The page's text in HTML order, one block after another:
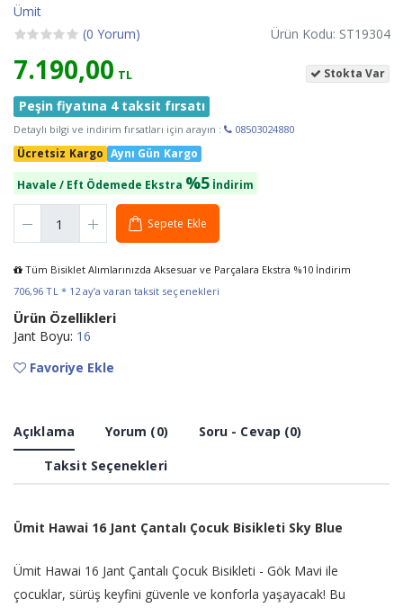
Ümit
(0 Yorum)
Ürün Kodu: ST19304
7.190,00 TL Stokta Var
Peşin fiyatına 4 taksit fırsatı
Detaylı bilgi ve indirim fırsatları için arayın : 08503024880
Ücretsiz Kargo Aynı Gün Kargo
Havale / Eft Ödemede Ekstra %5 İndirim
Sepete Ekle
Tüm Bisiklet Alımlarınızda Aksesuar ve Parçalara Ekstra %10 İndirim
706,96 TL * 12 ay’a varan taksit seçenekleri
Ürün Özellikleri
Jant Boyu: 16
Favoriye Ekle
Açıklama Yorum (0)
Soru - Cevap (0)
Taksit Seçenekleri
Ümit Hawai 16 Jant Çantalı Çocuk Bisikleti Sky Blue
Ümit Hawai 16 Jant Çantalı Çocuk Bisikleti - Gök Mavi ile
çocuklar, sürüş keyfini güvenle ve konforla yaşayacak! Bu